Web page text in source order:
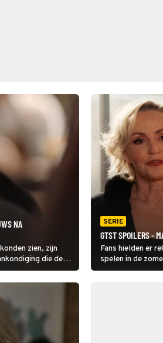
NA
zien, zijn
die de
SERIE
GTST SPOILERS -
Fans hielden er
spelen in de
spoilertekst voor